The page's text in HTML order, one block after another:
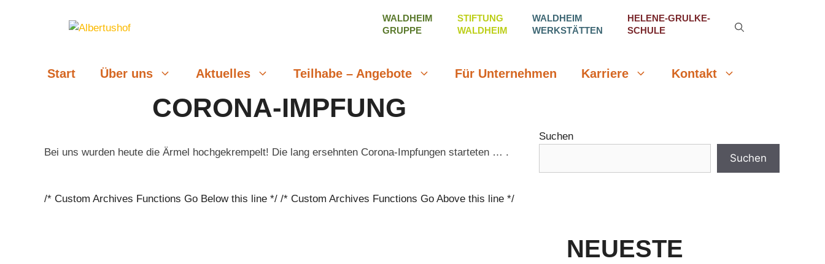
WALDHEIM
GRUPPE
STIFTUNG
WALDHEIM
WALDHEIM
WERKSTÄTTEN
HELENE-GRULKE-
SCHULE
Start Über uns Aktuelles Teilhabe – Angebote Für Unternehmen Karriere Kontakt
CORONA-IMPFUNG
Bei uns wurden heute die Ärmel hochgekrempelt! Die lang ersehnten Corona-Impfungen starteten … .
/* Custom Archives Functions Go Below this line */ /* Custom Archives Functions Go Above this line */
Suchen
Suchen
NEUESTE